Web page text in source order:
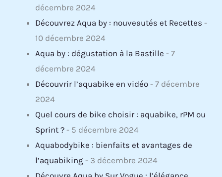
décembre 2024
Découvrez Aqua by : nouveautés et Recettes -
10 décembre 2024
Aqua by : dégustation à la Bastille - 7
décembre 2024
Découvrir l’aquabike en vidéo - 7 décembre
2024
Quel cours de bike choisir : aquabike, rPM ou
Sprint ? - 5 décembre 2024
Aquabodybike : bienfaits et avantages de
l’aquabiking - 3 décembre 2024